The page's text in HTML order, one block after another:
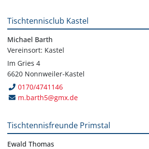
Tischtennisclub Kastel
Michael Barth
Vereinsort: Kastel
Im Gries 4
6620 Nonnweiler-Kastel
0170/4741146
m.barth5@gmx.de
Tischtennisfreunde Primstal
Ewald Thomas